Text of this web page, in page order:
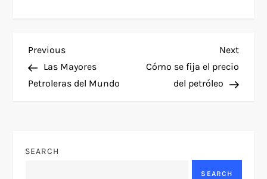
P
o
Previous
Post
Previous
Las Mayores
Petroleras del Mundo
Next
Post
Next
Cómo se fija el precio
del petróleo
SEARCH
SEARCH